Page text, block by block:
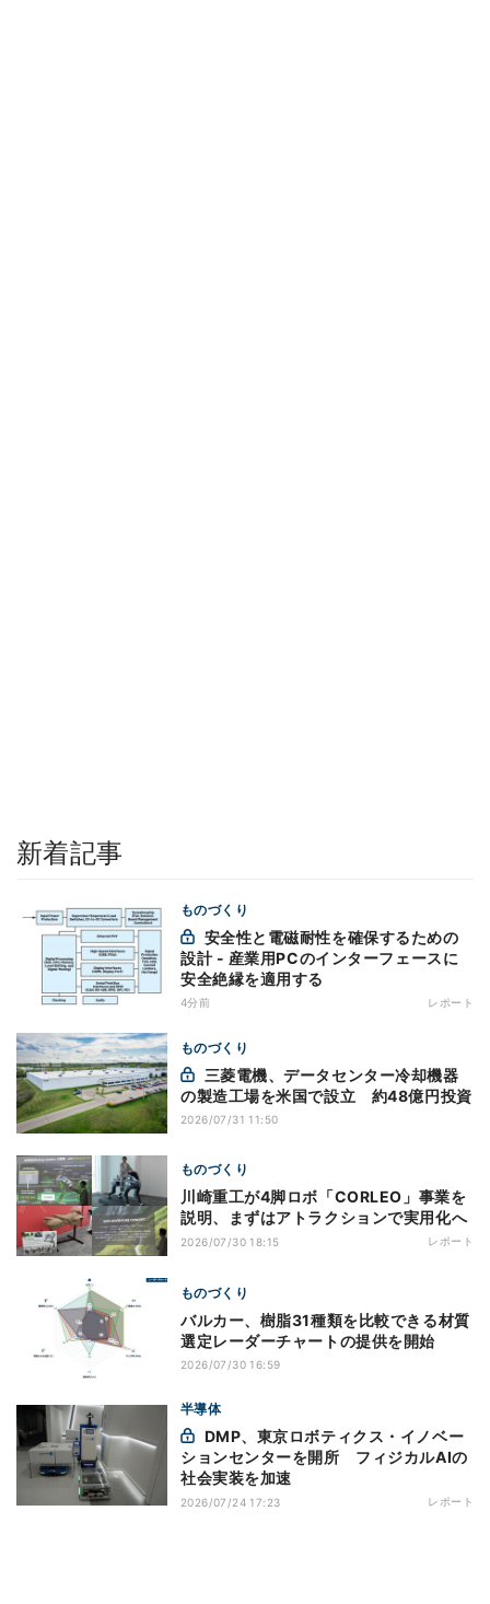
新着記事
ものづくり
設計 - 産業用PCのインターフェースに
安全絶縁を適用する
4分前 レポート
ものづくり
の製造工場を米国で設立 約48億円投資
2026/07/31 11:50
ものづくり
川崎重工が4脚ロボ「CORLEO」事業を
説明、まずはアトラクションで実用化へ
2026/07/30 18:15 レポート
ものづくり
バルカー、樹脂31種類を比較できる材質
選定レーダーチャートの提供を開始
2026/07/30 16:59
半導体
ションセンターを開所 フィジカルAIの
社会実装を加速
2026/07/24 17:23 レポート